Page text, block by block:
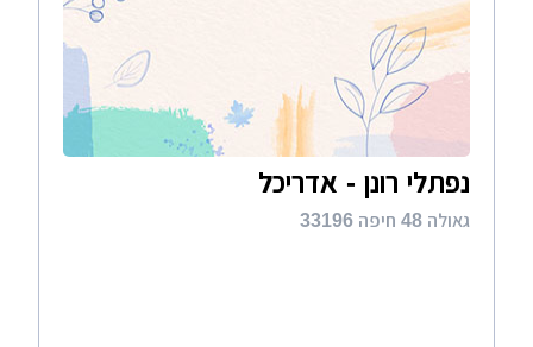
נפתלי רונן - אדריכל
גאולה 48 חיפה 33196